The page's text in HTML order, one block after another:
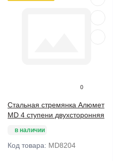
0
Стальная стремянка Алюмет
MD 4 ступени двухсторонняя
в наличии
Код товара: MD8204